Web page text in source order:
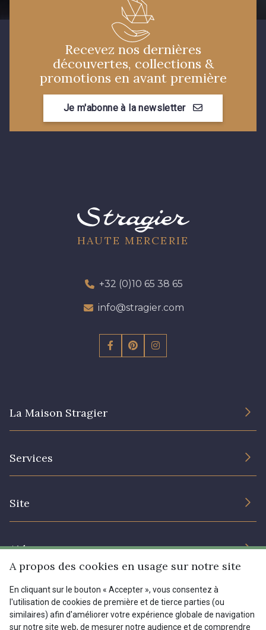
Recevez nos dernières
découvertes, collections &
promotions en avant première
Je m'abonne à la newsletter
HAUTE MERCERIE
+32 (0)10 65 38 65
info@stragier.com
La Maison Stragier
Services
Site
Prix réduits
Magazine
Aide
Livraison : France, Belgique, International
Retours & réclamations
Menu
A propos des cookies en usage sur notre site
En cliquant sur le bouton « Accepter », vous consentez à
l'utilisation de cookies de première et de tierce parties (ou
similaires) afin d'améliorer votre expérience globale de navigation
sur notre site web, de mesurer notre audience et de comprendre